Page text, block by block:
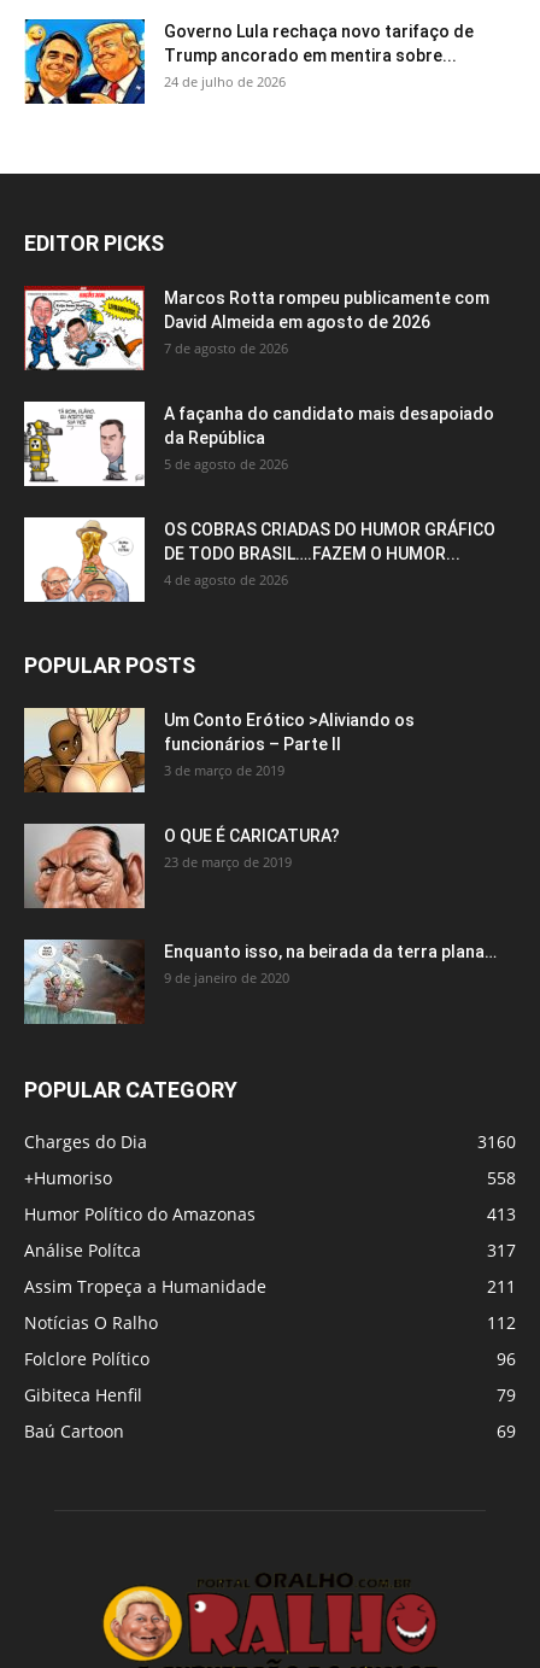
Governo Lula rechaça novo tarifaço de
Trump ancorado em mentira sobre...
24 de julho de 2026
EDITOR PICKS
Marcos Rotta rompeu publicamente com
David Almeida em agosto de 2026
7 de agosto de 2026
A façanha do candidato mais desapoiado
da República
5 de agosto de 2026
OS COBRAS CRIADAS DO HUMOR GRÁFICO
DE TODO BRASIL….FAZEM O HUMOR...
4 de agosto de 2026
POPULAR POSTS
Um Conto Erótico >Aliviando os
funcionários – Parte II
3 de março de 2019
O QUE É CARICATURA?
23 de março de 2019
Enquanto isso, na beirada da terra plana…
9 de janeiro de 2020
POPULAR CATEGORY
Charges do Dia
3160
+Humoriso
558
Humor Político do Amazonas
413
Análise Polítca
317
Assim Tropeça a Humanidade
211
Notícias O Ralho
112
Folclore Político
96
Gibiteca Henfil
79
Baú Cartoon
69